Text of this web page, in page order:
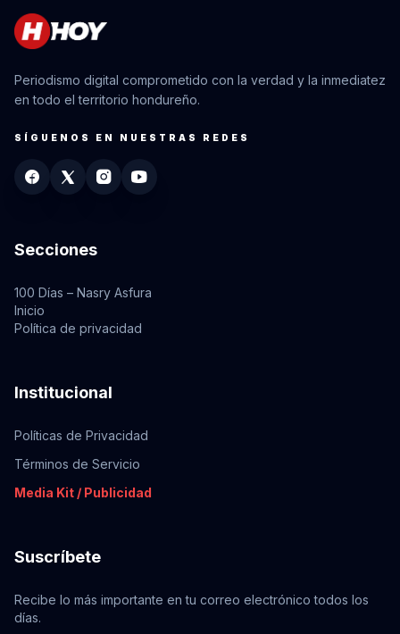
Periodismo digital comprometido con la verdad y la inmediatez
en todo el territorio hondureño.
SÍGUENOS EN NUESTRAS REDES
Secciones
100 Días – Nasry Asfura
Inicio
Política de privacidad
Institucional
Políticas de Privacidad
Términos de Servicio
Media Kit / Publicidad
Suscríbete
Recibe lo más importante en tu correo electrónico todos los
días.